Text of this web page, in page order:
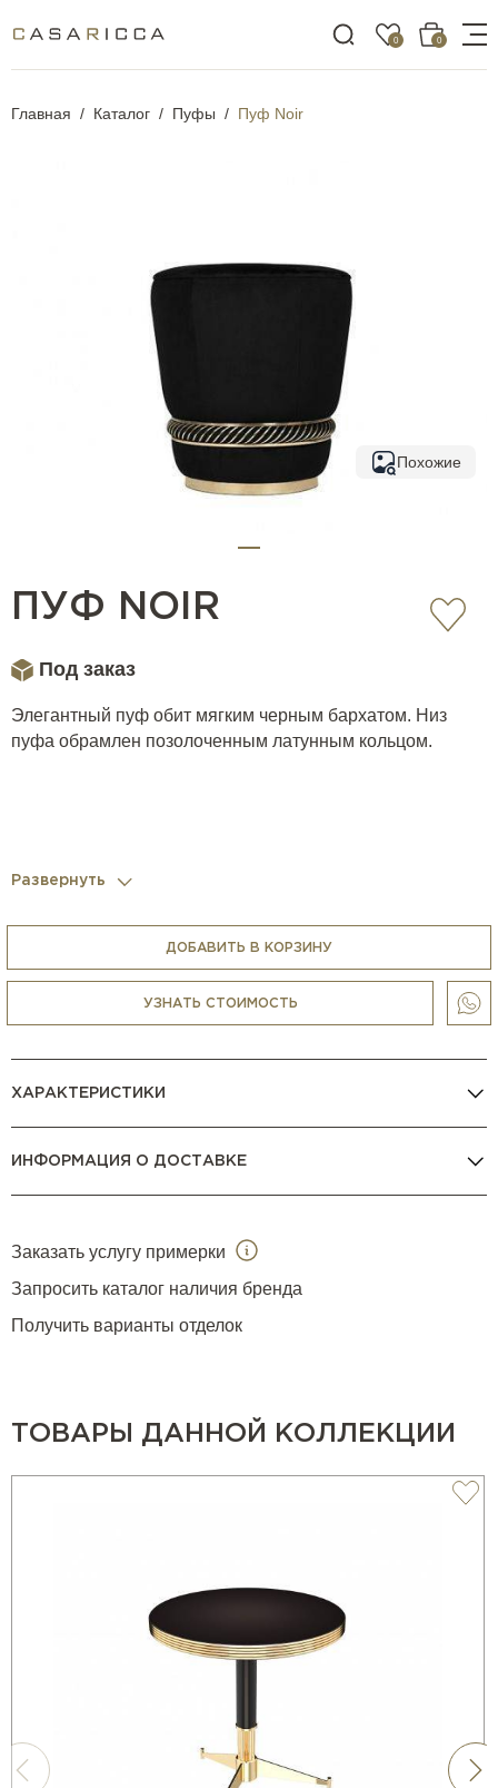
0 0
Главная Каталог Пуфы Пуф Noir
Похожие
ПУФ NOIR
Под заказ
Элегантный пуф обит мягким черным бархатом. Низ
пуфа обрамлен позолоченным латунным кольцом.
Развернуть
ДОБАВИТЬ В КОРЗИНУ
УЗНАТЬ СТОИМОСТЬ
ХАРАКТЕРИСТИКИ
ИНФОРМАЦИЯ О ДОСТАВКЕ
Заказать услугу примерки
Запросить каталог наличия бренда
Получить варианты отделок
ТОВАРЫ ДАННОЙ КОЛЛЕКЦИИ